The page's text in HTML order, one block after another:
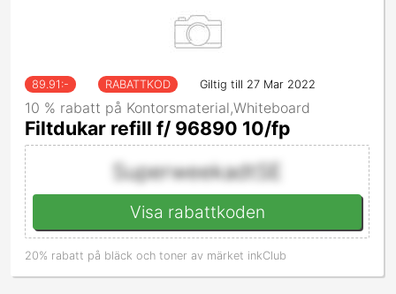
89.91 :- RABATTKOD Giltig till 27 Mar 2022
10 % rabatt på Kontorsmaterial,Whiteboard
Filtdukar refill f/ 96890 10/fp
SuperweekadtSE
Visa rabattkoden
20% rabatt på bläck och toner av märket inkClub